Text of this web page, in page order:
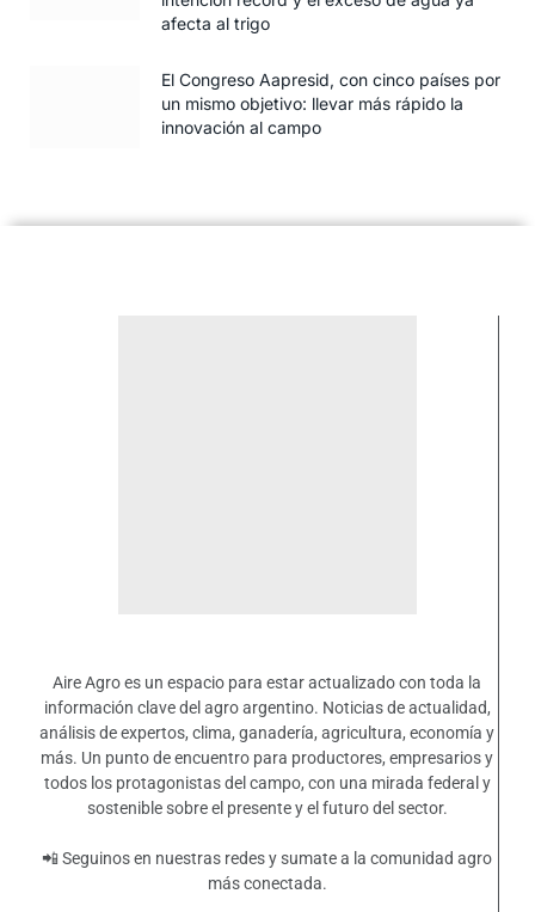
afecta al trigo
El Congreso Aapresid, con cinco países por
un mismo objetivo: llevar más rápido la
innovación al campo
Aire Agro es un espacio para estar actualizado con toda la
información clave del agro argentino. Noticias de actualidad,
análisis de expertos, clima, ganadería, agricultura, economía y
más. Un punto de encuentro para productores, empresarios y
todos los protagonistas del campo, con una mirada federal y
sostenible sobre el presente y el futuro del sector.
📲 Seguinos en nuestras redes y sumate a la comunidad agro
más conectada.